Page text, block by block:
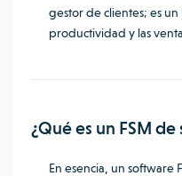
gestor de clientes; es
productividad y las
¿Qué es un FSM
En esencia, un software